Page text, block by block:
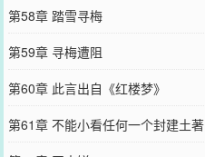
第58章 踏雪寻梅
第59章 寻梅遭阻
第60章 此言出自《红楼梦》
第61章 不能小看任何一个封建土著